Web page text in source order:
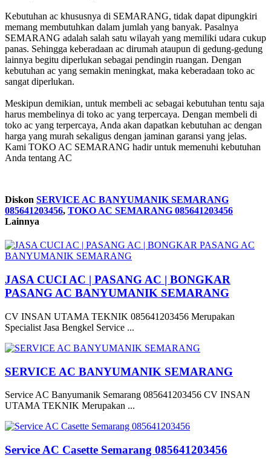
Kebutuhan ac khususnya di SEMARANG, tidak dapat dipungkiri
memang membutuhkan dalam jumlah yang banyak. Pasalnya
SEMARANG adalah salah satu wilayah yang memiliki udara cukup
panas. Sehingga keberadaan ac dirumah ataupun di gedung-gedung
lainnya begitu diperlukan sebagai pendingin ruangan. Dengan
kebutuhan ac yang semakin meningkat, maka keberadaan toko ac
sangat diperlukan.
Meskipun demikian, untuk membeli ac sebagai kebutuhan tentu saja
harus membelinya di toko ac yang terpercaya. Dengan membeli di
toko ac yang terpercaya, Anda akan dapatkan kebutuhan ac dengan
harga yang murah sekaligus dengan jaminan garansi yang jelas.
Kami TOKO AC SEMARANG hadir untuk memenuhi kebutuhan
Anda tentang AC
Diskon SERVICE AC BANYUMANIK SEMARANG
085641203456, TOKO AC SEMARANG 085641203456
Lainnya
JASA CUCI AC | PASANG AC | BONGKAR
PASANG AC BANYUMANIK SEMARANG
CV INSAN UTAMA TEKNIK 085641203456 Merupakan
Specialist Jasa Bengkel Service ...
SERVICE AC BANYUMANIK SEMARANG
Service AC Banyumanik Semarang 085641203456 CV INSAN
UTAMA TEKNIK Merupakan ...
Service AC Casette Semarang 085641203456